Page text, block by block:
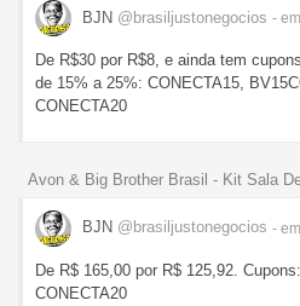
BJN @brasiljustonegocios -
De R$30 por R$8, e ainda tem
de 15% a 25%: CONECTA15,
CONECTA20
Avon & Big Brother Brasil - Kit Sala
BJN @brasiljustonegocios -
De R$ 165,00 por R$ 125,92.
CONECTA20